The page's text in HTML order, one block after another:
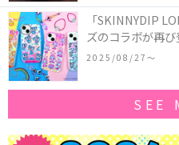
「SKINNYDIP
ズのコラボが再
作コレクションを
2025/08/27〜
SEE